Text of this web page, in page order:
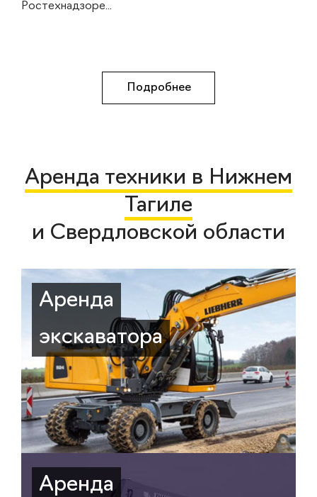
Ростехнадзоре...
Подробнее
Аренда техники в Нижнем
Тагиле
и Свердловской области
Аренда
экскаватора
Аренда